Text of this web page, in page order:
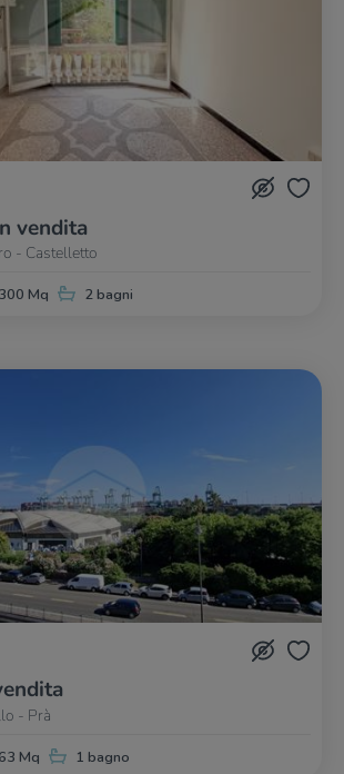
vendita
- Castelletto
300 Mq 2 bagni
- Prà
63 Mq 1 bagno